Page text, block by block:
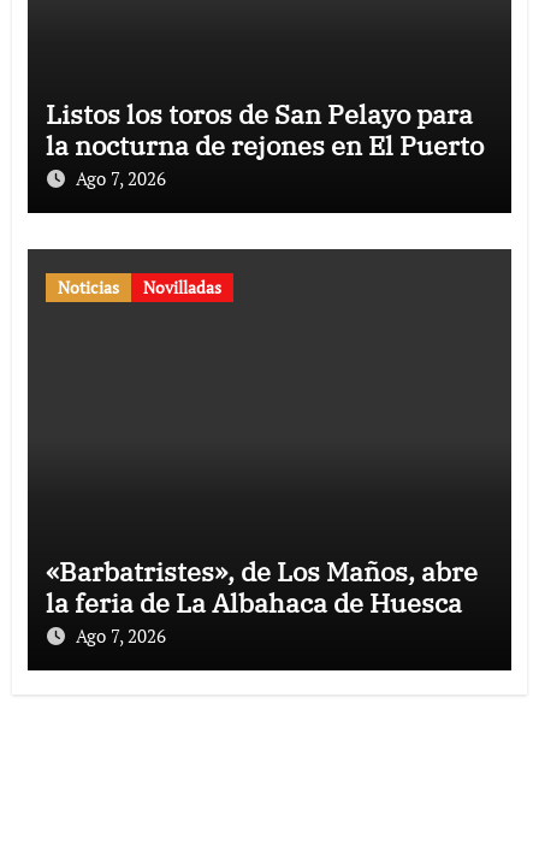
Listos los toros de San Pelayo para
la nocturna de rejones en El Puerto
Ago 7, 2026
Noticias Novilladas
«Barbatristes», de Los Maños, abre
la feria de La Albahaca de Huesca
Ago 7, 2026